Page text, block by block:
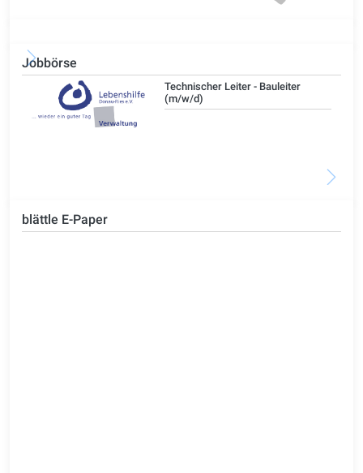
Jobbörse
Technischer Leiter - Bauleiter
(m/w/d)
blättle E-Paper